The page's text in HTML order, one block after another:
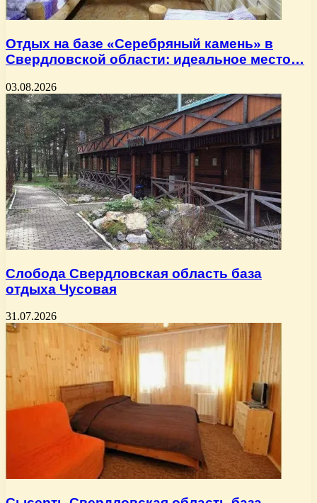
Отдых на базе «Серебряный камень» в
Свердловской области: идеальное место…
03.08.2026
Слобода Свердловская область база
отдыха Чусовая
31.07.2026